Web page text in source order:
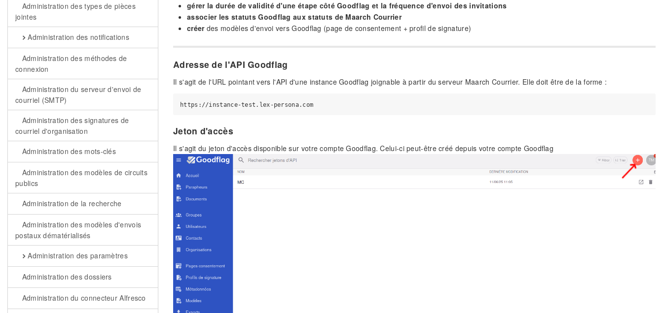
Administration des types de pièces
jointes
Administration des notifications
Administration des méthodes de
connexion
Administration du serveur d'envoi de
courriel (SMTP)
Administration des signatures de
courriel d'organisation
Administration des mots-clés
Administration des modèles de circuits
publics
Administration de la recherche
Administration des modèles d'envois
postaux dématérialisés
Administration des paramètres
Administration des dossiers
Administration du connecteur Alfresco
gérer la durée de validité d'une étape côté Goodflag et la fréquence d'envoi des invitations
associer les statuts Goodflag aux statuts de Maarch Courrier
créerdes modèles d'envoi vers Goodflag (page de consentement + profil de signature)
Adresse de l'API Goodflag
Il s'agit de l'URL pointant vers l'API d'une instance Goodflag joignable à partir du serveur Maarch Courrier. Elle doit être de la forme :
Jeton d'accès
Il s'agit du jeton d'accès disponible sur votre compte Goodflag. Celui-ci peut-être créé depuis votre compte Goodflag